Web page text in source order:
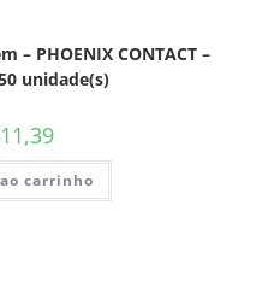
– PHOENIX CONTACT –
unidade(s)
carrinho